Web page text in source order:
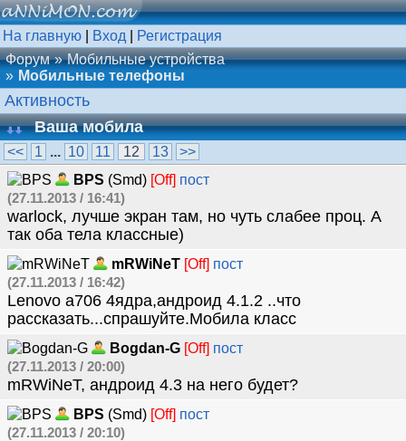
На главную Вход
Регистрация
Форум
Мобильные устройства
Мобильные телефоны
Активность
Ваша мобила
<< 1 ... 10 11 12 13
>>
BPS (Smd) [Off] пост
(27.11.2013 / 16:41)
warlock, лучше экран там, но чуть слабее проц. А
так оба тела классные)
mRWiNeT [Off] пост
(27.11.2013 / 16:42)
Lenovo a706 4ядра,андроид 4.1.2 ..что
рассказать...спрашуйте.Мобила класс
Bogdan-G [Off] пост
(27.11.2013 / 20:00)
mRWiNeT, андроид 4.3 на него будет?
BPS (Smd) [Off] пост
(27.11.2013 / 20:10)